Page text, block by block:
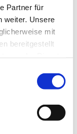
Partner für
weiter. Unsere
mit
bereitgestellt